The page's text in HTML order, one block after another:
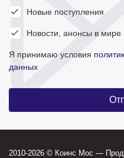
Новые поступления
Новости, анонсы в мире
Я принимаю условия
данных
2010-2026 © Коинс Мос —